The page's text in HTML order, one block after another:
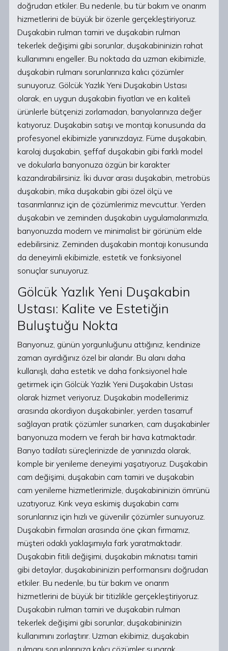
doğrudan etkiler. Bu nedenle, bu tür bakım ve onarım
hizmetlerini de büyük bir özenle gerçekleştiriyoruz.
Duşakabin rulman tamiri ve duşakabin rulman
tekerlek değişimi gibi sorunlar, duşakabininizin rahat
kullanımını engeller. Bu noktada da uzman ekibimizle,
duşakabin rulmanı sorunlarınıza kalıcı çözümler
sunuyoruz. Gölcük Yazlık Yeni Duşakabin Ustası
olarak, en uygun duşakabin fiyatları ve en kaliteli
ürünlerle bütçenizi zorlamadan, banyolarınıza değer
katıyoruz. Duşakabin satışı ve montajı konusunda da
profesyonel ekibimizle yanınızdayız. Füme duşakabin,
karolaj duşakabin, şeffaf duşakabin gibi farklı model
ve dokularla banyonuza özgün bir karakter
kazandırabilirsiniz. İki duvar arası duşakabin, metrobüs
duşakabin, mika duşakabin gibi özel ölçü ve
tasarımlarınız için de çözümlerimiz mevcuttur. Yerden
duşakabin ve zeminden duşakabin uygulamalarımızla,
banyonuzda modern ve minimalist bir görünüm elde
edebilirsiniz. Zeminden duşakabin montajı konusunda
da deneyimli ekibimizle, estetik ve fonksiyonel
sonuçlar sunuyoruz.
Gölcük Yazlık Yeni Duşakabin
Ustası: Kalite ve Estetiğin
Buluştuğu Nokta
Banyonuz, günün yorgunluğunu attığınız, kendinize
zaman ayırdığınız özel bir alandır. Bu alanı daha
kullanışlı, daha estetik ve daha fonksiyonel hale
getirmek için Gölcük Yazlık Yeni Duşakabin Ustası
olarak hizmet veriyoruz. Duşakabin modellerimiz
arasında akordiyon duşakabinler, yerden tasarruf
sağlayan pratik çözümler sunarken, cam duşakabinler
banyonuza modern ve ferah bir hava katmaktadır.
Banyo tadilatı süreçlerinizde de yanınızda olarak,
komple bir yenileme deneyimi yaşatıyoruz. Duşakabin
cam değişimi, duşakabin cam tamiri ve duşakabin
cam yenileme hizmetlerimizle, duşakabininizin ömrünü
uzatıyoruz. Kırık veya eskimiş duşakabin camı
sorunlarınız için hızlı ve güvenilir çözümler sunuyoruz.
Duşakabin firmaları arasında öne çıkan firmamız,
müşteri odaklı yaklaşımıyla fark yaratmaktadır.
Duşakabin fitili değişimi, duşakabin mıknatısı tamiri
gibi detaylar, duşakabininizin performansını doğrudan
etkiler. Bu nedenle, bu tür bakım ve onarım
hizmetlerini de büyük bir titizlikle gerçekleştiriyoruz.
Duşakabin rulman tamiri ve duşakabin rulman
tekerlek değişimi gibi sorunlar, duşakabininizin
kullanımını zorlaştırır. Uzman ekibimiz, duşakabin
rulmanı sorunlarınıza kalıcı çözümler sunarak,